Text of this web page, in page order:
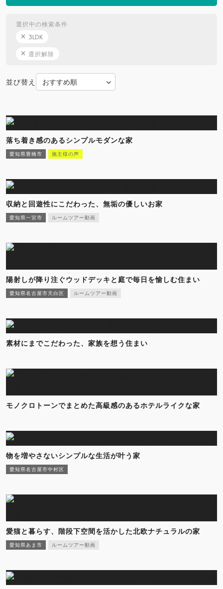
選択中の検索条件
3LDK
選択解除
並び替え
落ち着き感のあるシンプルモダンな家
愛知県豊橋市 施主様の声
収納と回遊性にこだわった、無垢の優しいお家
愛知県一宮市 ルームツアー動画
陽射しが降り注ぐウッドデッキと庭で毎日を愉しむ住まい
愛知県名古屋市天白区 ルームツアー動画
素材にまでこだわった、家族を想う住まい
モノクロトーンでまとめた高級感のあるホテルライクな家
物を増やさないシンプルな生活が叶う家
愛知県名古屋市中村区
愛猫と暮らす、階段下空間を活かした北欧ナチュラルの家
愛知県あま市 ルームツアー動画